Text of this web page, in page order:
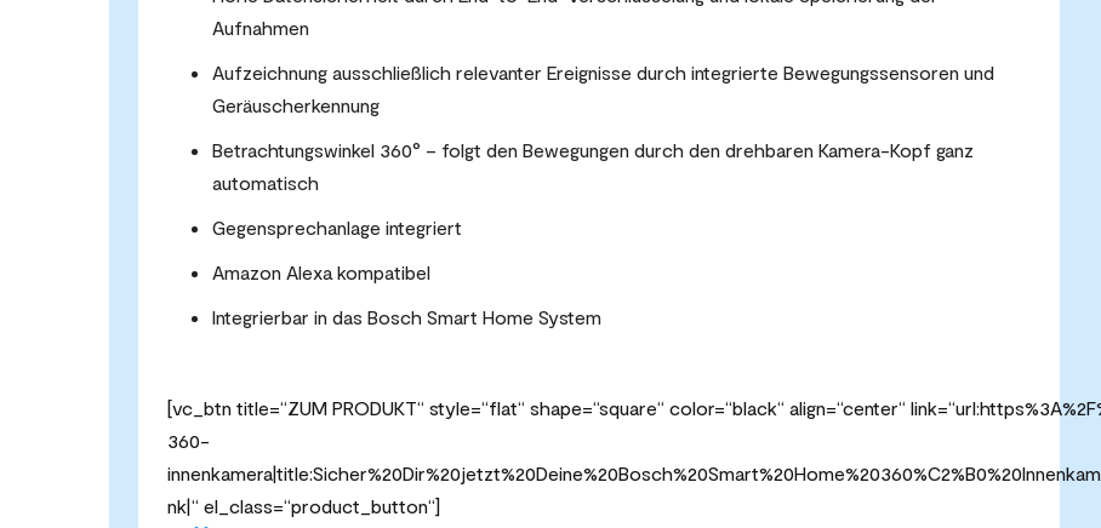
Aufnahmen
Aufzeichnung ausschließlich relevanter Ereignisse durch integrierte Bewegungssensoren und
Geräuscherkennung
Betrachtungswinkel 360° – folgt den Bewegungen durch den drehbaren Kamera-Kopf ganz
automatisch
Gegensprechanlage integriert
Amazon Alexa kompatibel
Integrierbar in das Bosch Smart Home System
[vc_btn title=“ZUM PRODUKT“ style=“flat“ shape=“square“ color=“black“ align=“center“
360-
nk|“ el_class=“product_button“]